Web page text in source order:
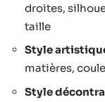
droites,
taille
Style
matières,
Style